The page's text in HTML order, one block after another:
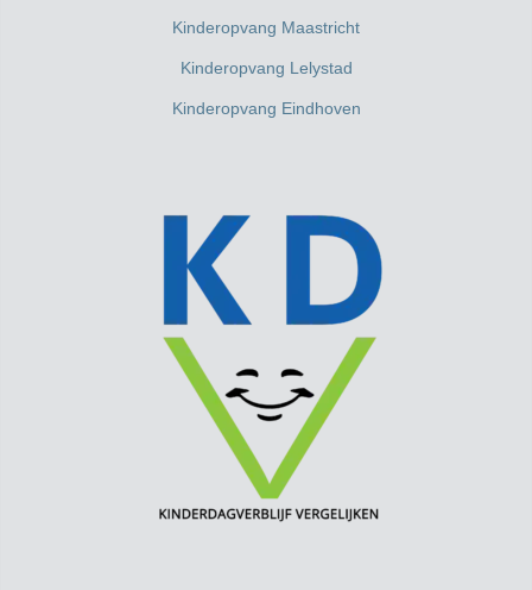
Kinderopvang Maastricht
Kinderopvang Lelystad
Kinderopvang Eindhoven